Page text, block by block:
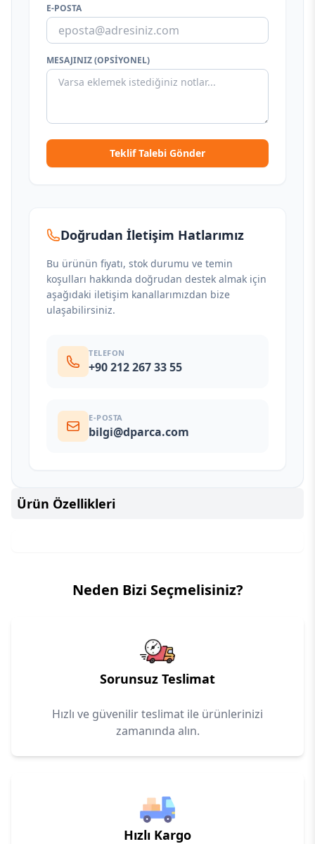
E-POSTA
MESAJINIZ (OPSIYONEL)
Teklif Talebi Gönder
Doğrudan İletişim Hatlarımız
Bu ürünün fiyatı, stok durumu ve temin
koşulları hakkında doğrudan destek almak için
aşağıdaki iletişim kanallarımızdan bize
ulaşabilirsiniz.
TELEFON
+90 212 267 33 55
E-POSTA
bilgi@dparca.com
Ürün Özellikleri
Neden Bizi Seçmelisiniz?
Sorunsuz Teslimat
Hızlı ve güvenilir teslimat ile ürünlerinizi
zamanında alın.
Hızlı Kargo